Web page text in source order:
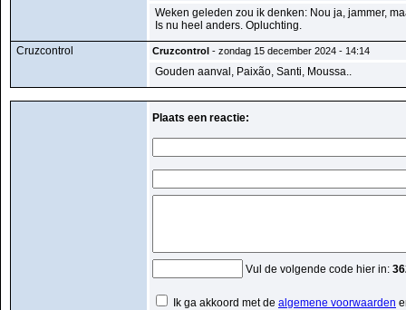
Weken geleden zou ik denken: Nou ja, jammer,
Is nu heel anders. Opluchting.
Cruzcontrol
Cruzcontrol - zondag 15 december 2024 - 14:14
Gouden aanval, Paixão, Santi, Moussa..
Plaats een reactie:
Vul de volgende code hier in:
Ik ga akkoord met de algemene voorwaarden